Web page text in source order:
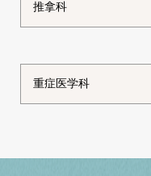
推拿科
重症医学科